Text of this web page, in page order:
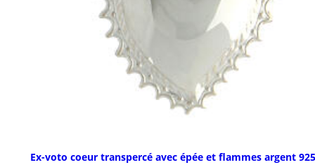
Ex-voto coeur transpercé avec épée et flammes argent 925